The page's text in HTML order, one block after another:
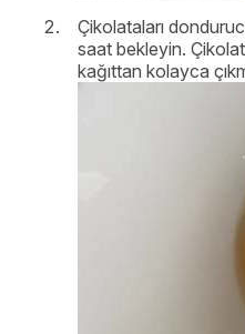
Çikolataları
saat bekleyin.
kağıttan kolayca